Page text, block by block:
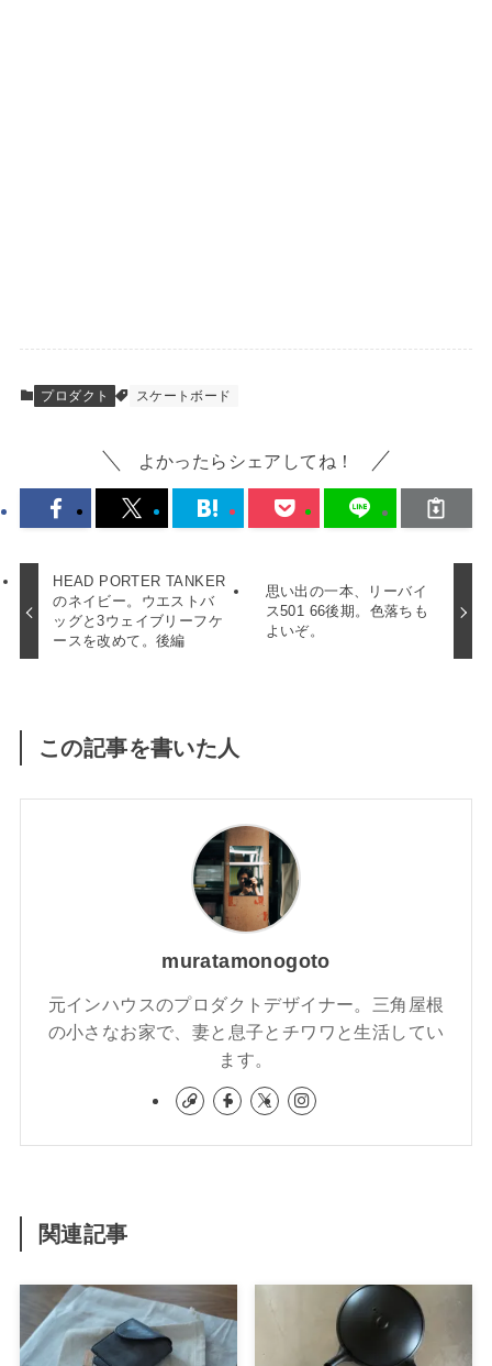
プロダクト スケートボード
よかったらシェアしてね！
HEAD PORTER TANKER
のネイビー。ウエストバ
ッグと3ウェイブリーフケ
ースを改めて。後編
思い出の一本、リーバイ
ス501 66後期。色落ちも
よいぞ。
この記事を書いた人
muratamonogoto
元インハウスのプロダクトデザイナー。三角屋根
の小さなお家で、妻と息子とチワワと生活してい
ます。
関連記事